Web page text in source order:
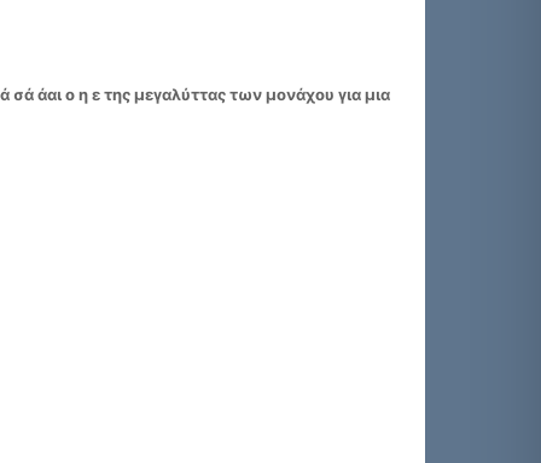
άαι ο η ε της μεγαλύττας των μονάχου για μια